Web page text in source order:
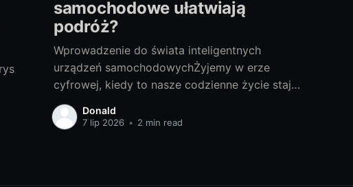
samochodowe ułatwiają
podróż?
Wprowadzenie do świata inteligentnych
urządzeń samochodowychŻyjemy w erze
cyfrowej, kiedy to nasze codzienne życie staje
się coraz bardziej scentralizowane wokół
technologii. Ta rewolucja technologiczna nie
Donald
7 lip 2026 • 2 min read